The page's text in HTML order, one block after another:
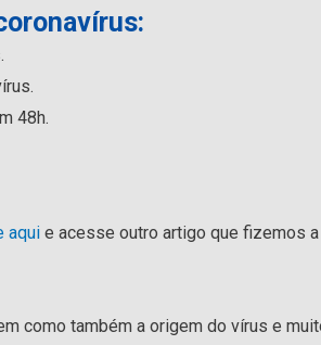
48h.
aqui e acesse outro artigo que fizemos
como também a origem do vírus e